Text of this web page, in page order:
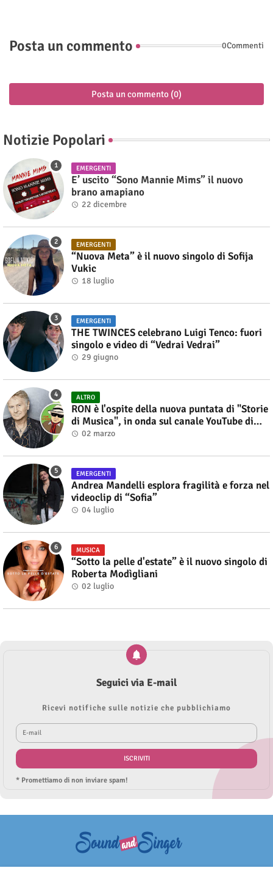
Posta un commento 0Commenti
Posta un commento (0)
Notizie Popolari
EMERGENTI
E’ uscito “Sono Mannie Mims” il nuovo
brano amapiano
22 dicembre
EMERGENTI
“Nuova Meta” è il nuovo singolo di Sofija
Vukic
18 luglio
EMERGENTI
THE TWINCES celebrano Luigi Tenco: fuori
singolo e video di “Vedrai Vedrai”
29 giugno
ALTRO
RON è l'ospite della nuova puntata di "Storie
di Musica", in onda sul canale YouTube di
Alberto Salerno
02 marzo
EMERGENTI
Andrea Mandelli esplora fragilità e forza nel
videoclip di “Sofia”
04 luglio
MUSICA
“Sotto la pelle d'estate” è il nuovo singolo di
Roberta Modìgliani
02 luglio
Seguici via E-mail
Ricevi notifiche sulle notizie che pubblichiamo
* Promettiamo di non inviare spam!